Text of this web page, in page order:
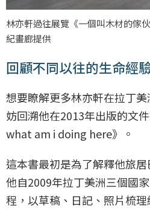
林亦軒過往展覽《一個叫木材的傢
紀畫廊提供
回顧不同以往的生命經
想要瞭解更多林亦軒在拉丁
妨回溯他在2013年出版的文
what am i doing here》。
這本書最初是為了解釋他旅
他自2009年拉丁美洲三個國
程，以草稿、日記、照片梳